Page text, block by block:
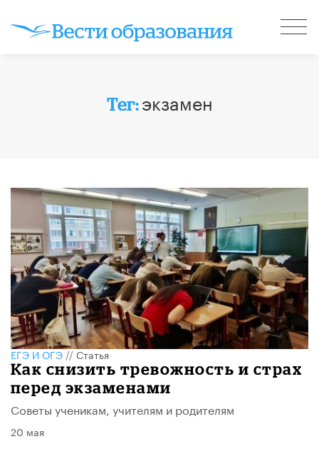
Тег:экзамен
ЕГЭ И ОГЭ//Статья
​Как снизить тревожность и страх
перед экзаменами
Советы ученикам, учителям и родителям
20 мая